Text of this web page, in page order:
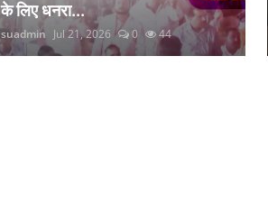
के लिए धनरा...
suadmin Jul 21, 2026 0 44